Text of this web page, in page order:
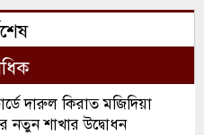
দিগন্ত: কুলাউড়ায় ২ কোটি
ডাকাতের যাবজ্জীবন কারাদণ্ড
পদে রদবদল, দায়িত্বে
দারুল কিরাত মজিদিয়া
নতুন শাখার উদ্বোধন